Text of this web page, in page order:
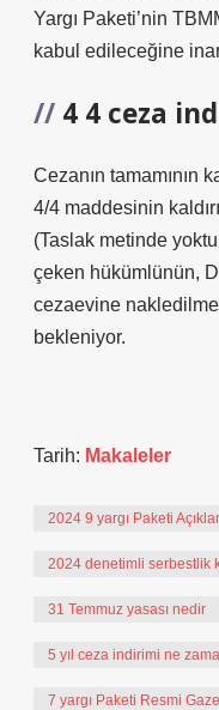
Yargı Paketi’nin
kabul edileceğine
4 4 ceza
Cezanın tamamının
4/4 maddesinin
(Taslak metinde yoktur,
çeken hükümlünün,
cezaevine
bekleniyor.
Tarih: Makaleler
2024 9 yargı Paketi
2024 denetimli serbestlik
31 Temmuz yasası nedir
5 yıl ceza indirimi ne
7 yargı Paketi Resmi